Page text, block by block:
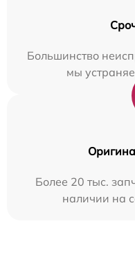
Большинство
мы
Более 20 тыс.
наличии на